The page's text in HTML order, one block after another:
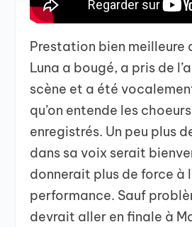
Prestation bien meilleure
Luna a bougé, a pris de
scène et a été
qu’on entende les
enregistrés. Un peu plus
dans sa voix serait
donnerait plus de force à
performance. Sauf
devrait aller en finale à